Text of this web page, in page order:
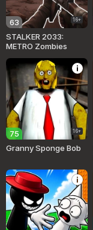
63 16+
STALKER 2033:
METRO Zombies
75 16+
Granny Sponge Bob